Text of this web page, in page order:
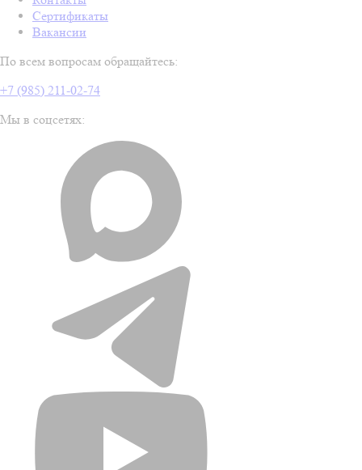
Сертификаты
Вакансии
По всем вопросам обращайтесь:
+7 (985) 211-02-74
Мы в соцсетях: